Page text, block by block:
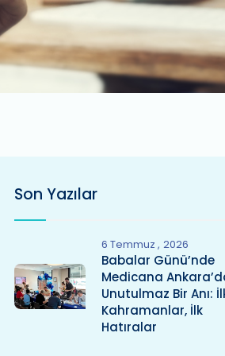
Son Yazılar
6 Temmuz 2026
Babalar Günü’nde
Medicana
Unutulmaz Bir Anı:
Kahramanlar, İlk
Hatıralar